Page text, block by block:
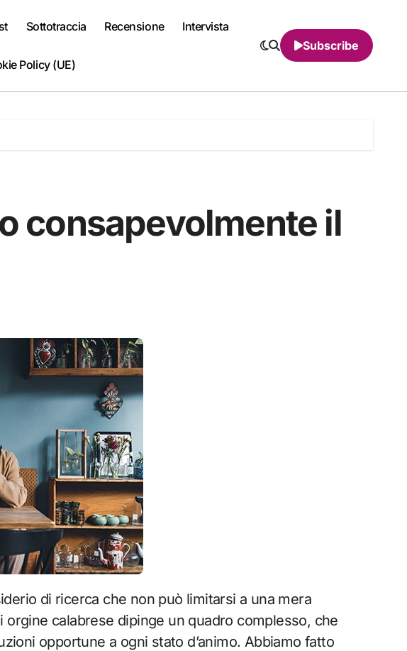
Sottotraccia Recensione Intervista
Policy (UE)
Subscribe
consapevolmente il
di ricerca che non può limitarsi a una mera
calabrese dipinge un quadro complesso, che
opportune a ogni stato d’animo. Abbiamo fatto